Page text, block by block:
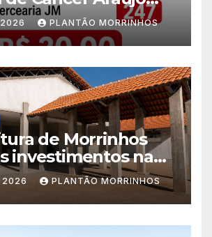
no Jardim
PLANTÃO MORRINHOS
de Morrinhos
investimentos na
A obra da Escola
Eudóxio de
avança em ritmo
e já ganha forma.
2026 PLANTÃO MORRINHOS